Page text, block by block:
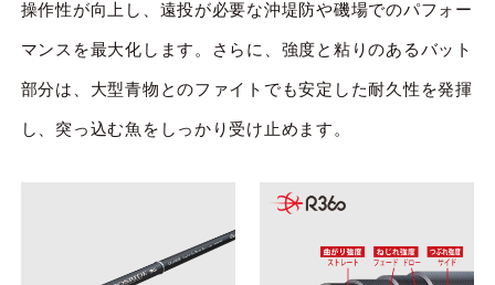
操作性が向上し、遠投が必要な沖堤防や磯場でのパフォー
マンスを最大化します。さらに、強度と粘りのあるバット
部分は、大型青物とのファイトでも安定した耐久性を発揮
し、突っ込む魚をしっかり受け止めます。